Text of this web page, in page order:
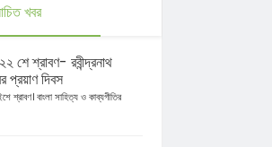
খবর
শে শ্রাবণ- রবীন্দ্রনাথ
প্রয়াণ দিবস
শ্রাবণ। বাংলা সাহিত্য ও কাব্যগীতির